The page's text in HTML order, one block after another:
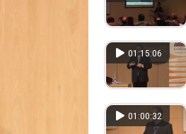
01:15:06
01:00:32